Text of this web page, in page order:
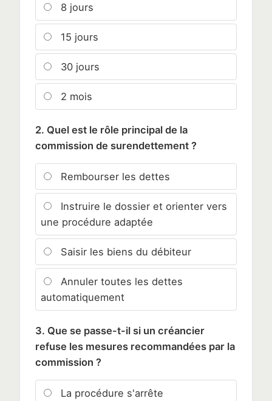
8 jours
15 jours
30 jours
2 mois
2. Quel est le rôle principal de la
commission de surendettement ?
Rembourser les dettes
Instruire le dossier et orienter vers
une procédure adaptée
Saisir les biens du débiteur
Annuler toutes les dettes
automatiquement
3. Que se passe-t-il si un créancier
refuse les mesures recommandées par la
commission ?
La procédure s'arrête